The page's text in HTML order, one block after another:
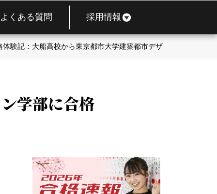
よくある質問 採用情報
体験記：大船高校から東京都市大学建築都市デザイン学部に合格
学部に合格